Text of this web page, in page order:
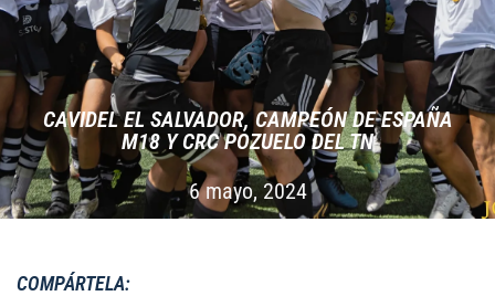
CAVIDEL EL SALVADOR, CAMPEÓN DE ESPAÑA
M18 Y CRC POZUELO DEL TN
6 mayo, 2024
COMPÁRTELA: